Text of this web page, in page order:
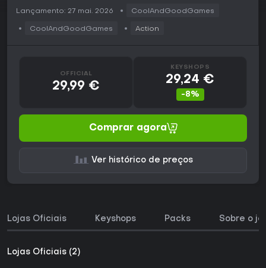
Lançamento: 27 mai. 2026 CoolAndGoodGames
CoolAndGoodGames Action
OFFICIAL
29,99 €
KEYSHOPS
29,24 €
-8%
Comprar agora
Ver histórico de preços
Lojas Oficiais Keyshops Packs Sobre o
Lojas Oficiais (2)